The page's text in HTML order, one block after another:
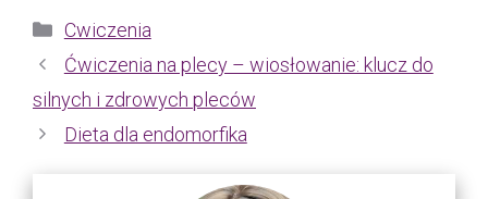
Kategorie
Cwiczenia
Ćwiczenia na plecy – wiosłowanie: klucz do
silnych i zdrowych pleców
Dieta dla endomorfika